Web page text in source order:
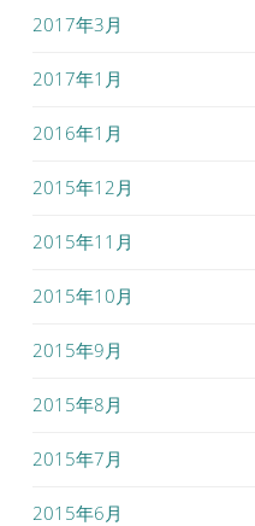
2017年3月
2017年1月
2016年1月
2015年12月
2015年11月
2015年10月
2015年9月
2015年8月
2015年7月
2015年6月